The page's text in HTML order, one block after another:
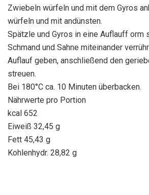
Zwiebeln würfeln und mit dem Gyros
würfeln und mit andünsten.
Spätzle und Gyros in eine Auflauff orm
Schmand und Sahne miteinander
Auflauf geben, anschließend den
streuen.
Bei 180°C ca. 10 Minuten überbacken.
Nährwerte pro Portion
kcal 652
Eiweiß 32,45 g
Fett 45,43 g
Kohlenhydr. 28,82 g